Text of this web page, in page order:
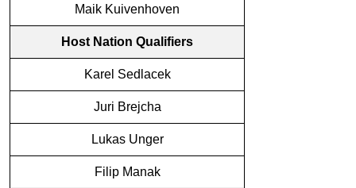
Maik Kuivenhoven
Host Nation Qualifiers
Karel Sedlacek
Juri Brejcha
Lukas Unger
Filip Manak